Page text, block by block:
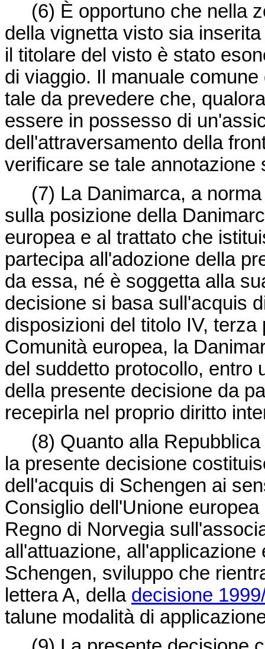
(6) È opportuno che nella
della vignetta visto sia
il titolare del visto è stato
di viaggio. Il manuale
tale da prevedere che,
essere in possesso di
dell'attraversamento della
verificare se tale annotazione
(7) La Danimarca, a
sulla posizione della
europea e al trattato che
partecipa all'adozione della
da essa, né è soggetta alla
decisione si basa sull'acquis
disposizioni del titolo IV,
Comunità europea, la
del suddetto protocollo, entro
della presente decisione da
recepirla nel proprio diritto
(8) Quanto alla
la presente decisione
dell'acquis di Schengen ai
Consiglio dell'Unione
Regno di Norvegia
all'attuazione,
Schengen, sviluppo che
lettera A, della decisione
talune modalità di